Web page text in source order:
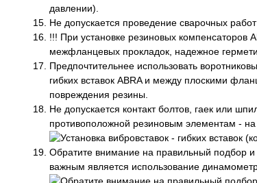
давлении).
Не допускается проведение сварочных
!!! При установке резиновых компенсаторов
межфланцевых прокладок, надежное
Предпочтительнее использовать
гибких вставок ABRA и между плоскими
повреждения резины.
Не допускается контакт болтов, гаек или
противоположной резиновым элементам - на
Обратите внимание на правильный подбор и
важным является использование